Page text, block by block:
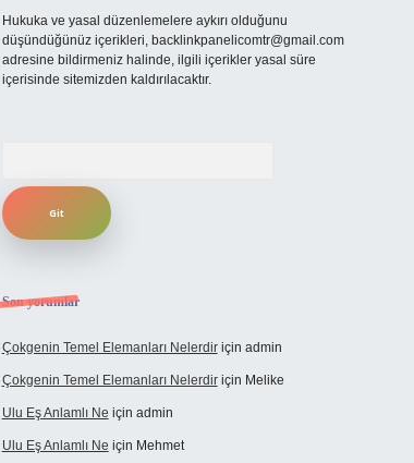
Hukuka ve yasal düzenlemelere aykırı olduğunu
düşündüğünüz içerikleri, backlinkpanelicomtr@gmail.com
adresine bildirmeniz halinde, ilgili içerikler yasal süre
içerisinde sitemizden kaldırılacaktır.
Son yorumlar
Çokgenin Temel Elemanları Nelerdiriçin admin
Çokgenin Temel Elemanları Nelerdiriçin Melike
Ulu Eş Anlamlı Ne için admin
Ulu Eş Anlamlı Ne için Mehmet